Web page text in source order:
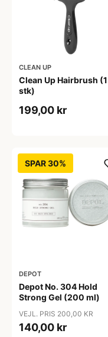
CLEAN UP
Clean Up Hairbrush (1
stk)
199,00 kr
SPAR 30%
DEPOT
Depot No. 304 Hold
Strong Gel (200 ml)
VEJL. PRIS 200,00 KR
140,00 kr